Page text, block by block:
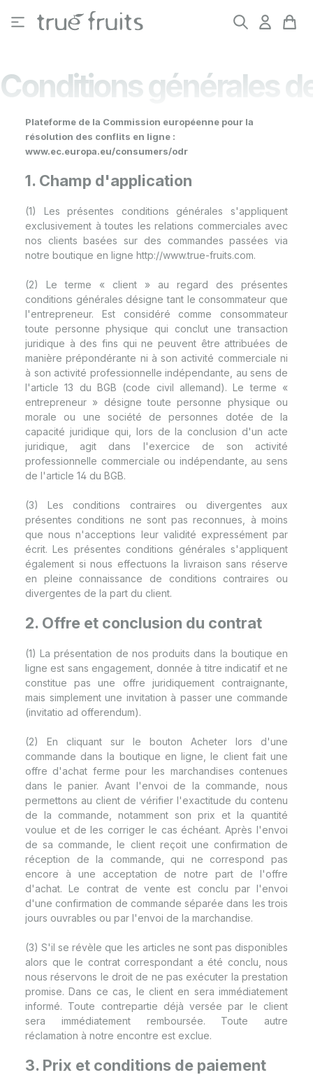
Passer au contenu principal
Conditions générales
Plateforme de la Commission européenne pour la
résolution des conflits en ligne :
www.ec.europa.eu/consumers/odr
1. Champ d'application
(1) Les présentes conditions générales s'appliquent
exclusivement à toutes les relations commerciales avec
nos clients basées sur des commandes passées via
notre boutique en ligne http://www.true-fruits.com.
(2) Le terme « client » au regard des présentes
conditions générales désigne tant le consommateur que
l'entrepreneur. Est considéré comme consommateur
toute personne physique qui conclut une transaction
juridique à des fins qui ne peuvent être attribuées de
manière prépondérante ni à son activité commerciale ni
à son activité professionnelle indépendante, au sens de
l'article 13 du BGB (code civil allemand). Le terme «
entrepreneur » désigne toute personne physique ou
morale ou une société de personnes dotée de la
capacité juridique qui, lors de la conclusion d'un acte
juridique, agit dans l'exercice de son activité
professionnelle commerciale ou indépendante, au sens
de l'article 14 du BGB.
(3) Les conditions contraires ou divergentes aux
présentes conditions ne sont pas reconnues, à moins
que nous n'acceptions leur validité expressément par
écrit. Les présentes conditions générales s'appliquent
également si nous effectuons la livraison sans réserve
en pleine connaissance de conditions contraires ou
divergentes de la part du client.
2. Offre et conclusion du contrat
(1) La présentation de nos produits dans la boutique en
ligne est sans engagement, donnée à titre indicatif et ne
constitue pas une offre juridiquement contraignante,
mais simplement une invitation à passer une commande
(invitatio ad offerendum).
(2) En cliquant sur le bouton Acheter lors d'une
commande dans la boutique en ligne, le client fait une
offre d'achat ferme pour les marchandises contenues
dans le panier. Avant l'envoi de la commande, nous
permettons au client de vérifier l'exactitude du contenu
de la commande, notamment son prix et la quantité
voulue et de les corriger le cas échéant. Après l'envoi
de sa commande, le client reçoit une confirmation de
réception de la commande, qui ne correspond pas
encore à une acceptation de notre part de l'offre
d'achat. Le contrat de vente est conclu par l'envoi
d'une confirmation de commande séparée dans les trois
jours ouvrables ou par l'envoi de la marchandise.
(3) S'il se révèle que les articles ne sont pas disponibles
alors que le contrat correspondant a été conclu, nous
nous réservons le droit de ne pas exécuter la prestation
promise. Dans ce cas, le client en sera immédiatement
informé. Toute contrepartie déjà versée par le client
sera immédiatement remboursée. Toute autre
réclamation à notre encontre est exclue.
3. Prix et conditions de paiement